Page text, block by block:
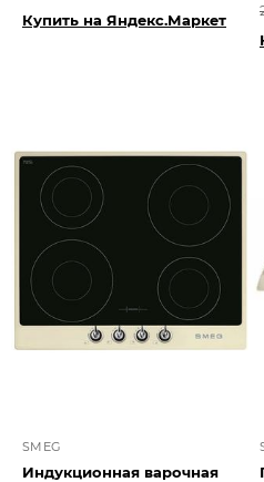
Купить на Яндекс.Маркет
SMEG
Индукционная варочная